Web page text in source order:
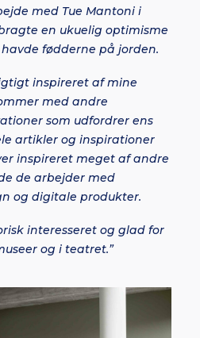
med Tue Mantoni i
en ukuelig optimisme
fødderne på jorden.
inspireret af mine
med andre
som udfordrer ens
artikler og inspirationer
inspireret meget af andre
de arbejder med
og digitale produkter.
interesseret og glad for
og i teatret.”